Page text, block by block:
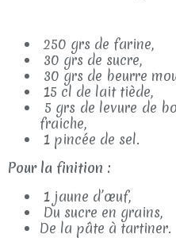
250 grs de farine,
30 grs de sucre,
30 grs de beurre
15 cl de lait tiède,
5 grs de levure de
fraiche,
1 pincée de sel.
Pour la finition :
1 jaune d’œuf,
Du sucre en grains,
De la pâte à tartiner.